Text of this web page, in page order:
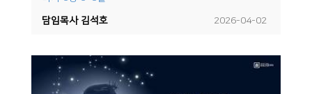
2026-04-02
담임목사 김석호